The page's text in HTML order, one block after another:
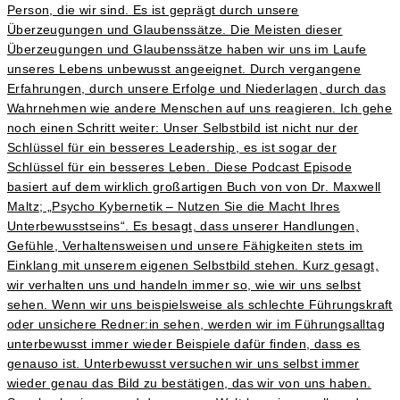
Person, die wir sind. Es ist geprägt durch unsere
Überzeugungen und Glaubenssätze. Die Meisten dieser
Überzeugungen und Glaubenssätze haben wir uns im Laufe
unseres Lebens unbewusst angeeignet. Durch vergangene
Erfahrungen, durch unsere Erfolge und Niederlagen, durch das
Wahrnehmen wie andere Menschen auf uns reagieren. Ich gehe
noch einen Schritt weiter: Unser Selbstbild ist nicht nur der
Schlüssel für ein besseres Leadership, es ist sogar der
Schlüssel für ein besseres Leben. Diese Podcast Episode
basiert auf dem wirklich großartigen Buch von von Dr. Maxwell
Maltz; „Psycho Kybernetik – Nutzen Sie die Macht Ihres
Unterbewusstseins“. Es besagt, dass unserer Handlungen,
Gefühle, Verhaltensweisen und unsere Fähigkeiten stets im
Einklang mit unserem eigenen Selbstbild stehen. Kurz gesagt,
wir verhalten uns und handeln immer so, wie wir uns selbst
sehen. Wenn wir uns beispielsweise als schlechte Führungskraft
oder unsichere Redner:in sehen, werden wir im Führungsalltag
unterbewusst immer wieder Beispiele dafür finden, dass es
genauso ist. Unterbewusst versuchen wir uns selbst immer
wieder genau das Bild zu bestätigen, das wir von uns haben.